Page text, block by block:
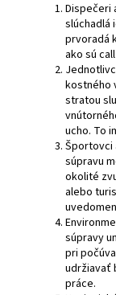
Dispečeri
slúchadlá
prvoradá
ako sú
kostného
stratou
ucho. To
Športovci
súpravu
okolité
alebo
súpravy
pri
udržiavať
práce.